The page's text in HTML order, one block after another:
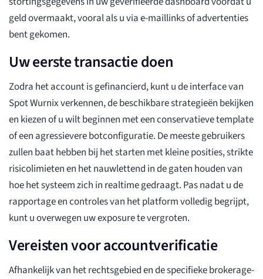
geld overmaakt, vooral als u via e-maillinks of advertenties
bent gekomen.
Uw eerste transactie doen
Zodra het account is gefinancierd, kunt u de interface van
Spot Wurnix verkennen, de beschikbare strategieën bekijken
en kiezen of u wilt beginnen met een conservatieve template
of een agressievere botconfiguratie. De meeste gebruikers
zullen baat hebben bij het starten met kleine posities, strikte
risicolimieten en het nauwlettend in de gaten houden van
hoe het systeem zich in realtime gedraagt. Pas nadat u de
rapportage en controles van het platform volledig begrijpt,
kunt u overwegen uw exposure te vergroten.
Vereisten voor accountverificatie
Afhankelijk van het rechtsgebied en de specifieke brokerage-